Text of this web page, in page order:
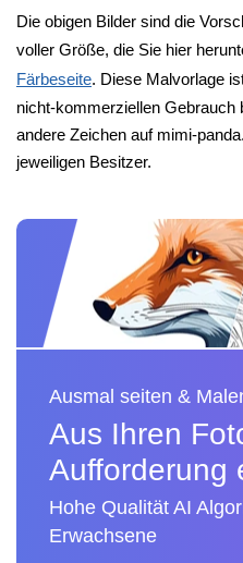
Die obigen Bilder sind die
voller Größe, die Sie hier
Färbeseite. Diese Malvorlage
nicht-kommerziellen Gebrauch
andere Zeichen auf mimi-
jeweiligen Besitzer.
Ausmal seiten &
Aus Ihren
Aufforderung
Hohe Qualität AI
Erwachsene